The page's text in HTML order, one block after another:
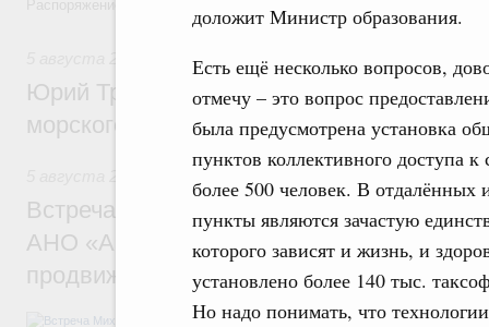
доложит Министр образования.
Есть ещё несколько вопросов,
отмечу – это вопрос
была предусмотрена установка
пунктов коллективного доступа
более 500 человек. В отдалённых
пункты являются зачастую
которого зависят и жизнь, и
установлено более 140 тыс.
Но надо понимать, что
Арктическая деятельность
Юрий Трутнев: Дноуглубительный флот
морского пути будет создан
Деловая среда. Развитие конкуренции
Встреча Михаила Мишустина с
АНО «Агентство стратегических
продвижению новых проектов»
Обсуждались ключевые направления